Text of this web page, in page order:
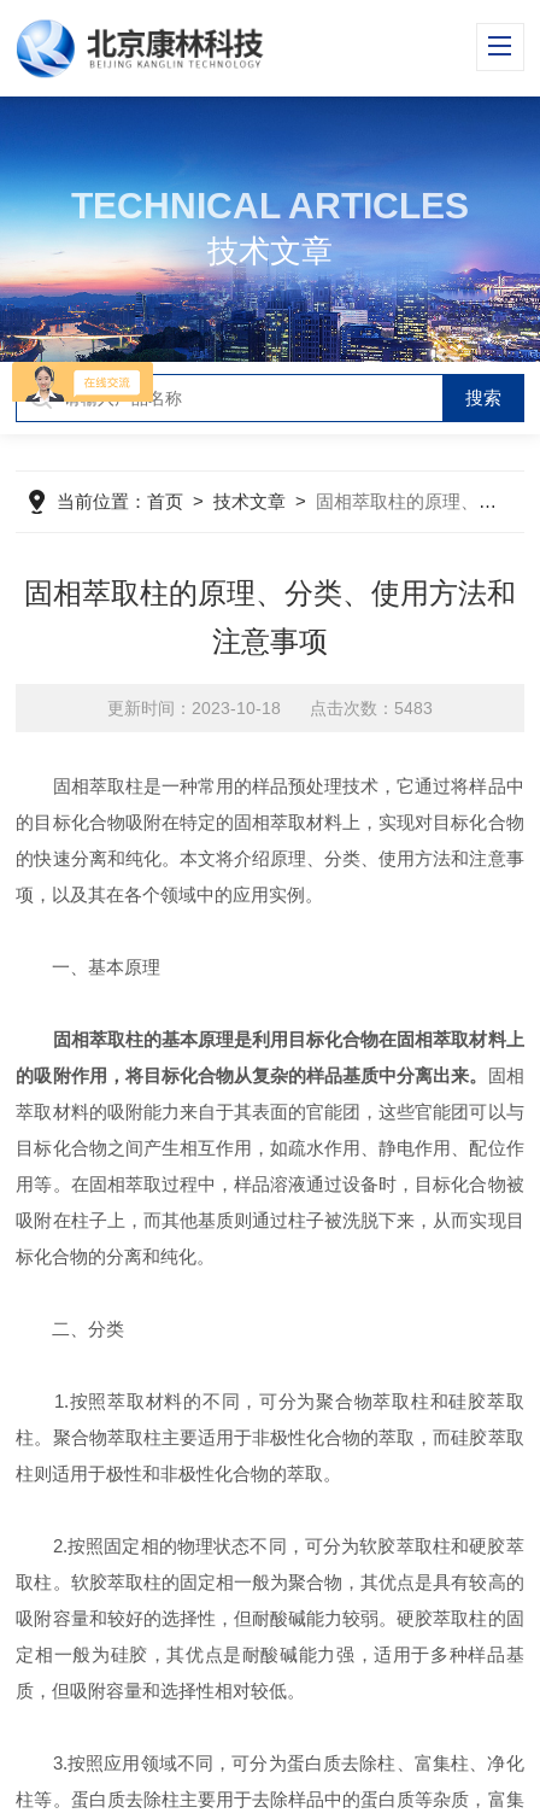
TECHNICAL ARTICLES
技术文章
当前位置：首页 >技术文章 > 固相萃取柱的原理、分类、使用方法和注意事项
固相萃取柱的原理、分类、使用方法和
注意事项
更新时间：2023-10-18 点击次数：5483
固相萃取柱是一种常用的样品预处理技术，它通过将样品中
的目标化合物吸附在特定的固相萃取材料上，实现对目标化合物
的快速分离和纯化。本文将介绍原理、分类、使用方法和注意事
项，以及其在各个领域中的应用实例。
一、基本原理
固相萃取柱的基本原理是利用目标化合物在固相萃取材料上
的吸附作用，将目标化合物从复杂的样品基质中分离出来。 固相
萃取材料的吸附能力来自于其表面的官能团，这些官能团可以与
目标化合物之间产生相互作用，如疏水作用、静电作用、配位作
用等。在固相萃取过程中，样品溶液通过设备时，目标化合物被
吸附在柱子上，而其他基质则通过柱子被洗脱下来，从而实现目
标化合物的分离和纯化。
二、分类
1.按照萃取材料的不同，可分为聚合物萃取柱和硅胶萃取
柱。聚合物萃取柱主要适用于非极性化合物的萃取，而硅胶萃取
柱则适用于极性和非极性化合物的萃取。
2.按照固定相的物理状态不同，可分为软胶萃取柱和硬胶萃
取柱。软胶萃取柱的固定相一般为聚合物，其优点是具有较高的
吸附容量和较好的选择性，但耐酸碱能力较弱。硬胶萃取柱的固
定相一般为硅胶，其优点是耐酸碱能力强，适用于多种样品基
质，但吸附容量和选择性相对较低。
3.按照应用领域不同，可分为蛋白质去除柱、富集柱、净化
柱等。蛋白质去除柱主要用于去除样品中的蛋白质等杂质，富集